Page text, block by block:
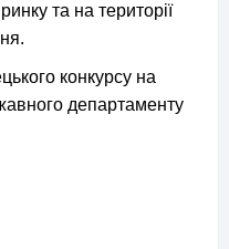
та на території
конкурсу на
департаменту